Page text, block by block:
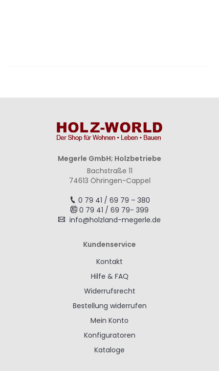
Megerle GmbH; Holzbetriebe
Bachstraße 11
74613 Öhringen-Cappel
0 79 41 / 69 79 – 380
0 79 41 / 69 79- 399
info@holzland-megerle.de
Kundenservice
Kontakt
Hilfe & FAQ
Widerrufsrecht
Bestellung widerrufen
Mein Konto
Konfiguratoren
Kataloge